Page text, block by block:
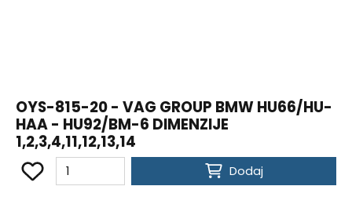
OYS-815-20 - VAG GROUP BMW HU66/HU-
HAA - HU92/BM-6 DIMENZIJE
1,2,3,4,11,12,13,14
Dodaj